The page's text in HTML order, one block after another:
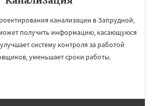
канализации в Запрудной,
получить информацию, касающуюся
систему контроля за работой
уменьшает сроки работы.